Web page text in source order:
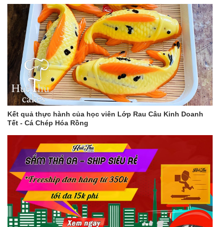
Kết quả thực hành của học viên Lớp Rau Câu Kinh Doanh
Tết - Cá Chép Hóa Rồng